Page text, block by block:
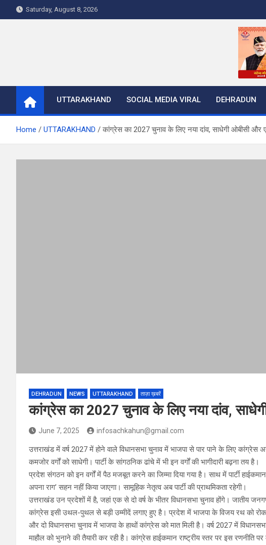
to
Saturday, August 8, 2026
UTTARAKHAND SOCIAL MEDIA VIRAL DEHRADUN
Home UTTARAKHAND कांग्रेस का 2027 चुनाव के लिए नया दांव, साधेगी ओबीसी और
DEHRADUN NEWS UTTARAKHAND ताज़ा ख़बरें
कांग्रेस का 2027 चुनाव के लिए नया दांव,
June 7, 2025 infosachkahun@gmail.com
उत्तराखंड में वर्ष 2027 में होने वाले विधानसभा चुनाव में भाजपा से पार पाने के लिए
कमजोर वर्गों को साधेगी। पार्टी के सांगठनिक ढांचे में भी इन वर्गों की भागीदारी बढ़ना तय है।
प्रदेश संगठन को इन वर्गों में पैठ मजबूत करने का जिम्मा दिया गया है। साथ में पार्टी
अपना राग’ सहन नहीं किया जाएगा। सामूहिक नेतृत्व अब पार्टी की प्राथमिकता रहेगी।
उत्तराखंड उन प्रदेशों में है, जहां एक से दो वर्ष के भीतर विधानसभा चुनाव होंगे। जातीय
कांग्रेस इसी उथल-पुथल से बड़ी उम्मीदें लगाए हुए है। प्रदेश में भाजपा के विजय रथ को
और दो विधानसभा चुनाव में भाजपा के हाथों कांग्रेस को मात मिली है। वर्ष 2027 में
माहौल को भुनाने की तैयारी कर रही है। कांग्रेस हाईकमान राष्ट्रीय स्तर पर इस